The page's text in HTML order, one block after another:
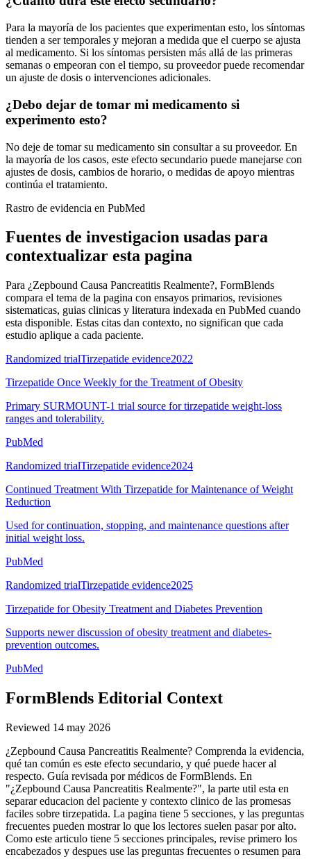
Para la mayoría de los pacientes que experimentan esto, los síntomas
tienden a ser temporales y mejoran a medida que el cuerpo se ajusta
al medicamento. Si los síntomas persisten más allá de las primeras
semanas o empeoran con el tiempo, su proveedor puede recomendar
un ajuste de dosis o intervenciones adicionales.
¿Debo dejar de tomar mi medicamento si
experimento esto?
No deje de tomar su medicamento sin consultar a su proveedor. En
la mayoría de los casos, este efecto secundario puede manejarse con
ajustes de dosis, cambios de horario, o medidas de apoyo mientras
continúa el tratamiento.
Rastro de evidencia en PubMed
Fuentes de investigacion usadas para
contextualizar esta pagina
Para ¿Zepbound Causa Pancreatitis Realmente?, FormBlends
compara el tema de la pagina con ensayos primarios, revisiones
sistematicas, guias clinicas y literatura indexada en PubMed cuando
esta disponible. Estas citas dan contexto, no significan que cada
estudio aplique a cada paciente.
Randomized trialTirzepatide evidence2022
Tirzepatide Once Weekly for the Treatment of Obesity
Primary SURMOUNT-1 trial source for tirzepatide weight-loss
ranges and tolerability.
PubMed
Randomized trialTirzepatide evidence2024
Continued Treatment With Tirzepatide for Maintenance of Weight
Reduction
Used for continuation, stopping, and maintenance questions after
initial weight loss.
PubMed
Randomized trialTirzepatide evidence2025
Tirzepatide for Obesity Treatment and Diabetes Prevention
Supports newer discussion of obesity treatment and diabetes-
prevention outcomes.
PubMed
FormBlends Editorial Context
Reviewed 14 may 2026
¿Zepbound Causa Pancreatitis Realmente? Comprenda la evidencia,
qué tan común es este efecto secundario, y qué puede hacer al
respecto. Guía revisada por médicos de FormBlends. En
"¿Zepbound Causa Pancreatitis Realmente?", la parte util esta en
separar educacion del paciente y contexto clinico de las promesas
faciles sobre tirzepatida. La pagina tiene 5 secciones, y las preguntas
frecuentes pueden mostrar lo que los lectores suelen pasar por alto.
Como este articulo tiene 5 secciones principales, revise primero los
encabezados y despues use las preguntas frecuentes o resumen para